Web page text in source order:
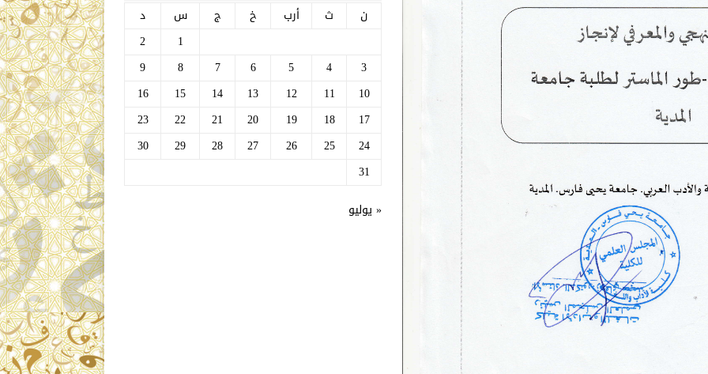
ن
ث أرب خ ج س
د
1
2
3
4
5
6
7
8
9
10
11
12
13
14
15
16
17
18
19
20
21
22
23
24
25
26
27
28
29
30
31
« يوليو